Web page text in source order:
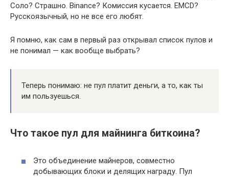
Соло? Страшно. Binance? Комиссия кусается. EMCD?
Русскоязычный, но не все его любят.
Я помню, как сам в первый раз открывал список пулов и
не понимал — как вообще выбрать?
Теперь понимаю: не пул платит деньги, а то, как ты
им пользуешься.
Что такое пул для майнинга биткоина?
Это объединение майнеров, совместно
добывающих блоки и делящих награду. Пул